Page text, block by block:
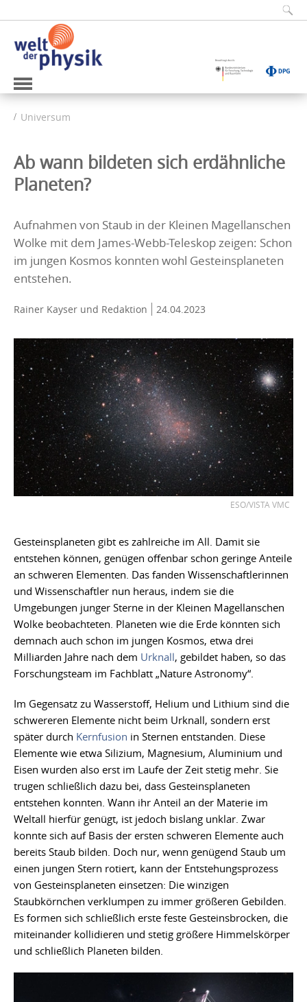
Universum
Ab wann bildeten sich erdähnliche
Planeten?
Aufnahmen von Staub in der Kleinen Magellanschen
Wolke mit dem James-Webb-Teleskop zeigen: Schon
im jungen Kosmos konnten wohl Gesteinsplaneten
entstehen.
Rainer Kayser und Redaktion 24.04.2023
ESO/VISTA VMC
Gesteinsplaneten gibt es zahlreiche im All. Damit sie
entstehen können, genügen offenbar schon geringe Anteile
an schweren Elementen. Das fanden Wissenschaftlerinnen
und Wissenschaftler nun heraus, indem sie die
Umgebungen junger Sterne in der Kleinen Magellanschen
Wolke beobachteten. Planeten wie die Erde könnten sich
demnach auch schon im jungen Kosmos, etwa drei
Milliarden Jahre nach dem Urknall, gebildet haben, so das
Forschungsteam im Fachblatt „Nature Astronomy“.
Im Gegensatz zu Wasserstoff, Helium und Lithium sind die
schwereren Elemente nicht beim Urknall, sondern erst
später durch Kernfusion in Sternen entstanden. Diese
Elemente wie etwa Silizium, Magnesium, Aluminium und
Eisen wurden also erst im Laufe der Zeit stetig mehr. Sie
trugen schließlich dazu bei, dass Gesteinsplaneten
entstehen konnten. Wann ihr Anteil an der Materie im
Weltall hierfür genügt, ist jedoch bislang unklar. Zwar
konnte sich auf Basis der ersten schweren Elemente auch
bereits Staub bilden. Doch nur, wenn genügend Staub um
einen jungen Stern rotiert, kann der Entstehungsprozess
von Gesteinsplaneten einsetzen: Die winzigen
Staubkörnchen verklumpen zu immer größeren Gebilden.
Es formen sich schließlich erste feste Gesteinsbrocken, die
miteinander kollidieren und stetig größere Himmelskörper
und schließlich Planeten bilden.